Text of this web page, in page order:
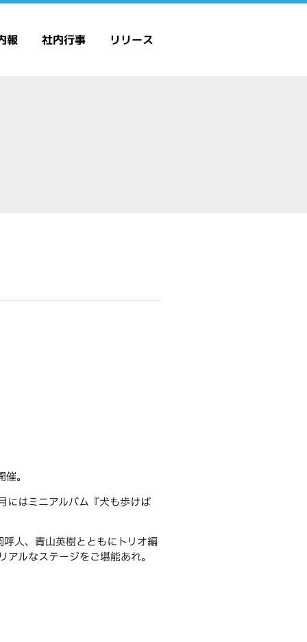
報 社内行事 リリース
。
にはミニアルバム『犬も歩けば
人、青山英樹とともにトリオ編
ルなステージをご堪能あれ。